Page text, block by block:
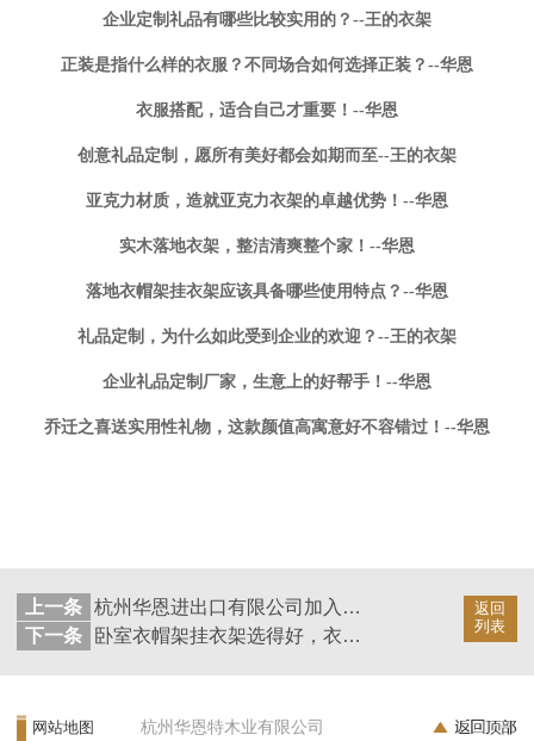
企业定制礼品有哪些比较实用的？--王的衣架
正装是指什么样的衣服？不同场合如何选择正装？--华恩
衣服搭配，适合自己才重要！--华恩
创意礼品定制，愿所有美好都会如期而至--王的衣架
亚克力材质，造就亚克力衣架的卓越优势！--华恩
实木落地衣架，整洁清爽整个家！--华恩
落地衣帽架挂衣架应该具备哪些使用特点？--华恩
礼品定制，为什么如此受到企业的欢迎？--王的衣架
企业礼品定制厂家，生意上的好帮手！--华恩
乔迁之喜送实用性礼物，这款颜值高寓意好不容错过！--华恩
返回
列表
上一条
杭州华恩进出口有限公司加入世界数字经济论坛《中国数字化解决方案项目库》
下一条
卧室衣帽架挂衣架选得好，衣服再多也不怕！——华恩
网站地图 杭州华恩特木业有限公司